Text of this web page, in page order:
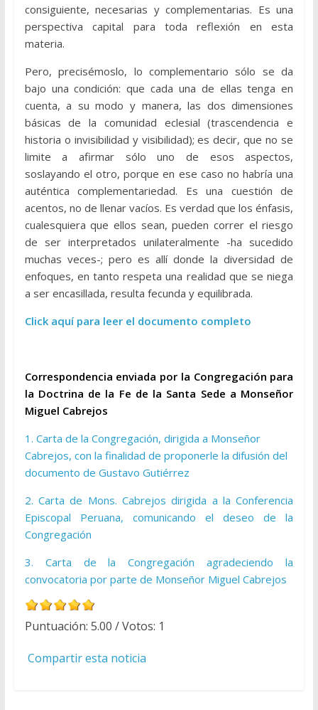
consiguiente, necesarias y complementarias. Es una
perspectiva capital para toda reflexión en esta
materia.
Pero, precisémoslo, lo complementario sólo se da
bajo una condición: que cada una de ellas tenga en
cuenta, a su modo y manera, las dos dimensiones
básicas de la comunidad eclesial (trascendencia e
historia o invisibilidad y visibilidad); es decir, que no se
limite a afirmar sólo uno de esos aspectos,
soslayando el otro, porque en ese caso no habría una
auténtica complementariedad. Es una cuestión de
acentos, no de llenar vacíos. Es verdad que los énfasis,
cualesquiera que ellos sean, pueden correr el riesgo
de ser interpretados unilateralmente -ha sucedido
muchas veces-; pero es allí donde la diversidad de
enfoques, en tanto respeta una realidad que se niega
a ser encasillada, resulta fecunda y equilibrada.
Click aquí para leer el documento completo
Correspondencia enviada por la Congregación para
la Doctrina de la Fe de la Santa Sede a Monseñor
Miguel Cabrejos
1. Carta de la Congregación, dirigida a Monseñor
Cabrejos, con la finalidad de proponerle la difusión del
documento de Gustavo Gutiérrez
2. Carta de Mons. Cabrejos dirigida a la Conferencia
Episcopal Peruana, comunicando el deseo de la
Congregación
3. Carta de la Congregación agradeciendo la
convocatoria por parte de Monseñor Miguel Cabrejos
Puntuación: 5.00 / Votos: 1
Compartir esta noticia